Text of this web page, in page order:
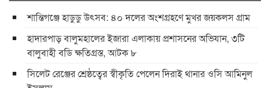
শান্তিগঞ্জে হাডুডু উৎসব: ৪০ দলের অংশগ্রহণে মুখর জয়কলস গ্রাম
হাদারপাড় বালুমহালের ইজারা এলাকায় প্রশাসনের অভিযান, ৩টি
বালুবাহী বডি ক্ষতিগ্রস্ত, আটক ৮
সিলেট রেঞ্জের শ্রেষ্ঠত্বের স্বীকৃতি পেলেন দিরাই থানার ওসি আমিনুল